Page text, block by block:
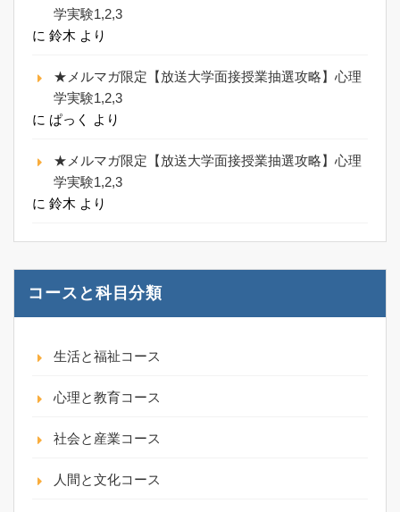
学実験1,2,3
に 鈴木 より
★メルマガ限定【放送大学面接授業抽選攻略】心理
学実験1,2,3
に ぱっく より
★メルマガ限定【放送大学面接授業抽選攻略】心理
学実験1,2,3
に 鈴木 より
コースと科目分類
生活と福祉コース
心理と教育コース
社会と産業コース
人間と文化コース